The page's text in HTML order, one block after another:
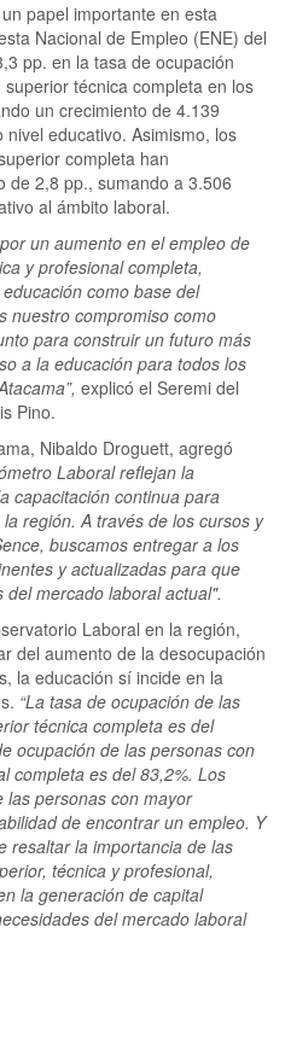
papel importante en esta
Nacional de Empleo (ENE) del
pp. en la tasa de ocupación
técnica completa en los
un crecimiento de 4.139
educativo. Asimismo, los
completa han
de 2,8 pp., sumando a 3.506
al ámbito laboral.
un aumento en el empleo de
y profesional completa,
como base del
nuestro compromiso como
para construir un futuro más
a la educación para todos los
explicó el Seremi del
Pino.
Nibaldo Droguett, agregó
Laboral reflejan la
capacitación continua para
región. A través de los cursos y
buscamos entregar a los
y actualizadas para que
mercado laboral actual".
Laboral en la región,
del aumento de la desocupación
la educación sí incide en la
“La tasa de ocupación de las
técnica completa es del
ocupación de las personas con
completa es del 83,2%. Los
personas con mayor
de encontrar un empleo. Y
resaltar la importancia de las
técnica y profesional,
la generación de capital
del mercado laboral